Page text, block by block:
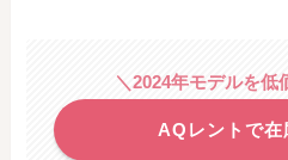
＼2024年モデルを低
AQレントで在